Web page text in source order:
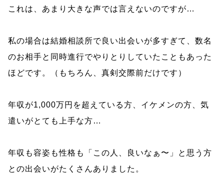
これは、あまり大きな声では言えないのですが…
私の場合は結婚相談所で良い出会いが多すぎて、数名
のお相手と同時進行でやりとりしていたこともあった
ほどです。（もちろん、真剣交際前だけです）
年収が1,000万円を超えている方、イケメンの方、気
遣いがとても上手な方…
年収も容姿も性格も「この人、良いなぁ〜」と思う方
との出会いがたくさんありました。